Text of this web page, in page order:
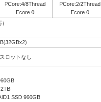
PCore:4/8Thread
Ecore 0
PCore:2/2Thread
Ecore 0
ロットなし
SSD 960GB